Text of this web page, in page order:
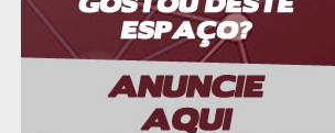
Élen Gorski
Ministério da Pesca e Aquicultura